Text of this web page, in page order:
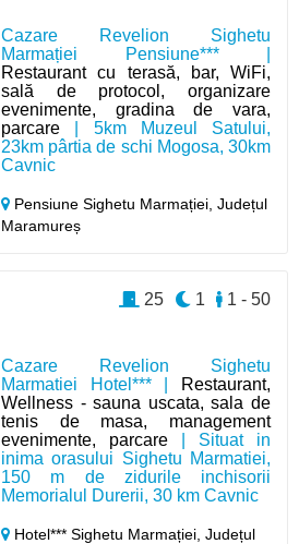
Cazare Revelion Sighetu
Marmației Pensiune*** |
Restaurant cu terasă, bar, WiFi,
sală de protocol, organizare
evenimente, gradina de vara,
parcare | 5km Muzeul Satului,
23km pârtia de schi Mogosa, 30km
Cavnic
Pensiune Sighetu Marmației,Județul
Maramureș
Cazare Revelion Sighetu
Marmatiei Hotel*** |
Restaurant,
Wellness - sauna uscata, sala de
tenis de masa, management
evenimente, parcare | Situat in
inima orasului Sighetu Marmatiei,
150 m de zidurile inchisorii
Memorialul Durerii, 30 km Cavnic
Hotel*** Sighetu Marmației,Județul
1 - 50
1
25